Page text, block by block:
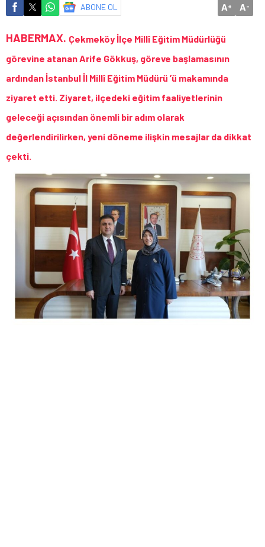
ABONE OL A+ A-
HABERMAX. Çekmeköy İlçe Millî Eğitim Müdürlüğü
görevine atanan Arife Gökkuş, göreve başlamasının
ardından İstanbul İl Millî Eğitim Müdürü ’ü makamında
ziyaret etti. Ziyaret, ilçedeki eğitim faaliyetlerinin
geleceği açısından önemli bir adım olarak
değerlendirilirken, yeni döneme ilişkin mesajlar da dikkat
çekti.